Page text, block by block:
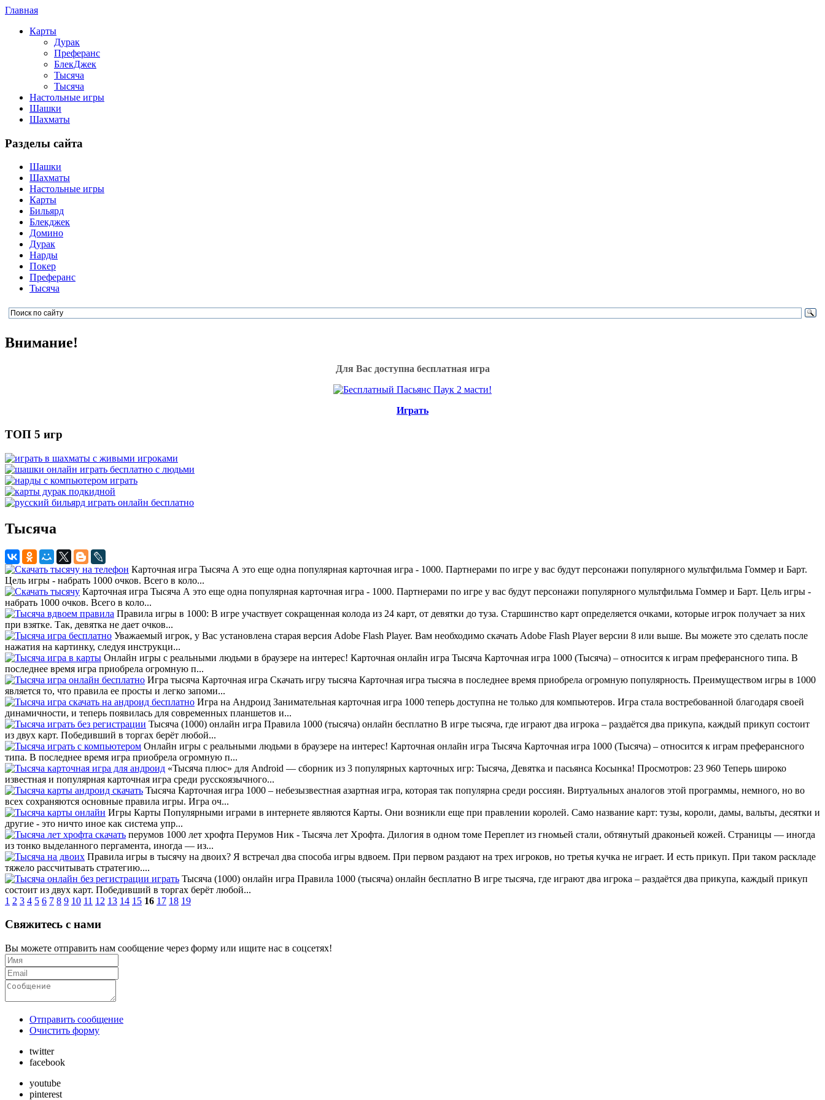
Главная
Карты
Дурак
Преферанс
БлекДжек
Тысяча
Тысяча
Настольные игры
Шашки
Шахматы
Разделы сайта
Шашки
Шахматы
Настольные игры
Карты
Бильярд
Блекджек
Домино
Дурак
Нарды
Покер
Преферанс
Тысяча
Внимание!
Для Вас доступна бесплатная игра
Играть
ТОП 5 игр
Тысяча
Карточная игра Тысяча А это еще одна популярная карточная игра - 1000. Партнерами по игре у вас будут персонажи популярного мультфильма Гоммер и Барт.
Цель игры - набрать 1000 очков. Всего в коло...
Карточная игра Тысяча А это еще одна популярная карточная игра - 1000. Партнерами по игре у вас будут персонажи популярного мультфильма Гоммер и Барт. Цель игры -
набрать 1000 очков. Всего в коло...
Правила игры в 1000: В игре участвует сокращенная колода из 24 карт, от девятки до туза. Старшинство карт определяется очками, которые игрок получает за них
при взятке. Так, девятка не дает очков...
Уважаемый игрок, у Вас установлена старая версия Adobe Flash Player. Вам необходимо скачать Adobe Flash Player версии 8 или выше. Вы можете это сделать после
нажатия на картинку, следуя инструкци...
Онлайн игры с реальными людьми в браузере на интерес! Карточная онлайн игра Тысяча Карточная игра 1000 (Тысяча) – относится к играм преферансного типа. В
последнее время игра приобрела огромную п...
Игра тысяча Карточная игра Скачать игру тысяча Карточная игра тысяча в последнее время приобрела огромную популярность. Преимуществом игры в 1000
является то, что правила ее просты и легко запоми...
Игра на Андроид Занимательная карточная игра 1000 теперь доступна не только для компьютеров. Игра стала востребованной благодаря своей
динамичности, и теперь появилась для современных планшетов и...
Тысяча (1000) онлайн игра Правила 1000 (тысяча) онлайн бесплатно В игре тысяча, где играют два игрока – раздаётся два прикупа, каждый прикуп состоит
из двух карт. Победивший в торгах берёт любой...
Онлайн игры с реальными людьми в браузере на интерес! Карточная онлайн игра Тысяча Карточная игра 1000 (Тысяча) – относится к играм преферансного
типа. В последнее время игра приобрела огромную п...
«Тысяча плюс» для Android — сборник из 3 популярных карточных игр: Тысяча, Девятка и пасьянса Косынка! Просмотров: 23 960 Теперь широко
известная и популярная карточная игра среди русскоязычного...
Тысяча Карточная игра 1000 – небезызвестная азартная игра, которая так популярна среди россиян. Виртуальных аналогов этой программы, немного, но во
всех сохраняются основные правила игры. Игра оч...
Игры Карты Популярными играми в интернете являются Карты. Они возникли еще при правлении королей. Само название карт: тузы, короли, дамы, вальты, десятки и
другие - это ничто иное как система упр...
перумов 1000 лет хрофта Перумов Ник - Тысяча лет Хрофта. Дилогия в одном томе Переплет из гномьей стали, обтянутый драконьей кожей. Страницы — иногда
из тонко выделанного пергамента, иногда — из...
Правила игры в тысячу на двоих? Я встречал два способа игры вдвоем. При первом раздают на трех игроков, но третья кучка не играет. И есть прикуп. При таком раскладе
тяжело рассчитывать стратегию....
Тысяча (1000) онлайн игра Правила 1000 (тысяча) онлайн бесплатно В игре тысяча, где играют два игрока – раздаётся два прикупа, каждый прикуп
состоит из двух карт. Победивший в торгах берёт любой...
1 2 3 4 5 6 7 8 9 10 11 12 13 14 15 16 17 18 19
Свяжитесь с нами
Вы можете отправить нам сообщение через форму или ищите нас в соцсетях!
Отправить сообщение
Очистить форму
twitter
facebook
youtube
pinterest